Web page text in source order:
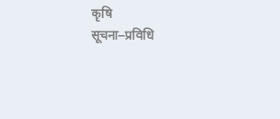
कृषि
सूचना–प्रविधि